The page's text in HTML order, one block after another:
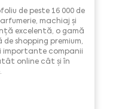
de peste 16 000 de
machiaj și
excelentă, o gamă
shopping premium,
importante companii
online cât și în